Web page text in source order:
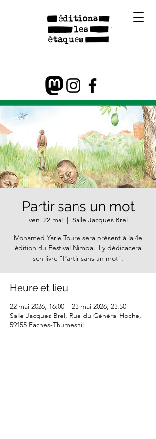
Partir sans un mot
ven. 22 mai
  |
Salle Jacques Brel
Mohamed Yarie Toure sera présent à la 4e
édition du Festival Nimba. Il y dédicacera
son livre "Partir sans un mot".
Heure et lieu
22 mai 2026, 16:00 – 23 mai 2026, 23:50
Salle Jacques Brel, Rue du Général Hoche,
59155 Faches-Thumesnil